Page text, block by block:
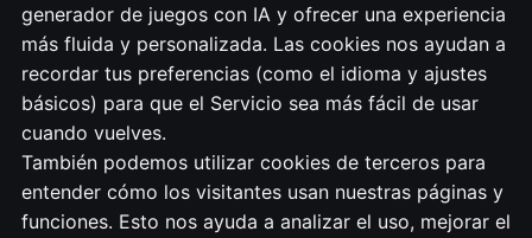
generador de juegos con IA y ofrecer una experiencia
más fluida y personalizada. Las cookies nos ayudan a
recordar tus preferencias (como el idioma y ajustes
básicos) para que el Servicio sea más fácil de usar
cuando vuelves.
También podemos utilizar cookies de terceros para
entender cómo los visitantes usan nuestras páginas y
funciones. Esto nos ayuda a analizar el uso, mejorar el